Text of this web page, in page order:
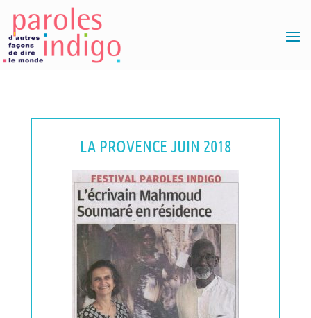
LA PROVENCE JUIN 2018